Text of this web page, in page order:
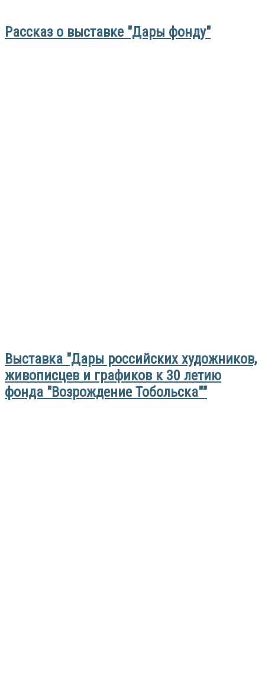
Рассказ о выставке "Дары фонду"
Выставка "Дары российских художников,
живописцев и графиков к 30 летию
фонда "Возрождение Тобольска""